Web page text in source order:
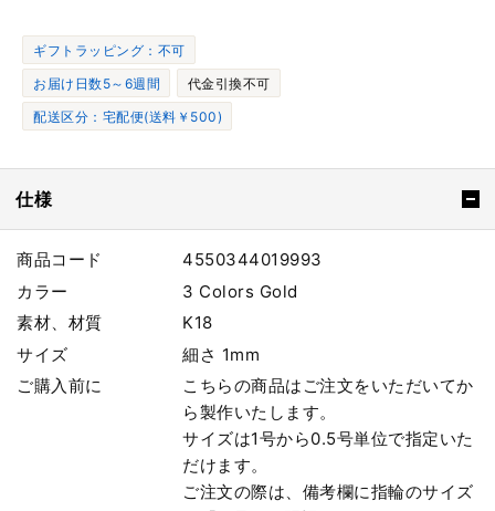
ギフトラッピング：不可
お届け日数5～6週間
代金引換不可
配送区分：宅配便(送料￥500)
仕様
商品コード
4550344019993
カラー
3 Colors Gold
素材、材質
K18
サイズ
細さ 1mm
ご購入前に
こちらの商品はご注文をいただいてか
ら製作いたします。
サイズは1号から0.5号単位で指定いた
だけます。
ご注文の際は、備考欄に指輪のサイズ